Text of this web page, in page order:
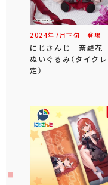
2024年 7 月下旬 登場
にじさんじ 奈羅
ぬいぐるみ（タイク
定）